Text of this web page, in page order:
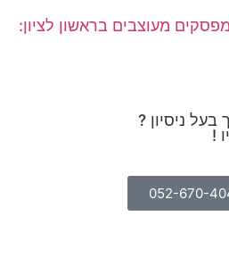
מעוצבים בראשון לציון:
ניסיון ?
!
052-670-